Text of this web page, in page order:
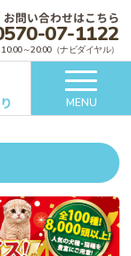
お問い合わせはこちら
07-1122
10:00～20:00（ナビダイヤル）
MENU